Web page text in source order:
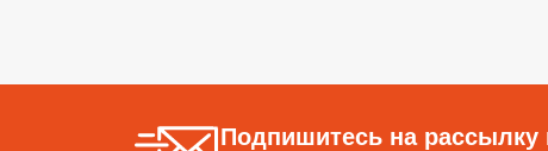
Подпишитесь на рассылку